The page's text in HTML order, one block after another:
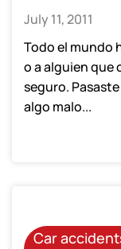
July 11, 2011
Todo el mundo
o a alguien que
seguro.
algo malo...
Car